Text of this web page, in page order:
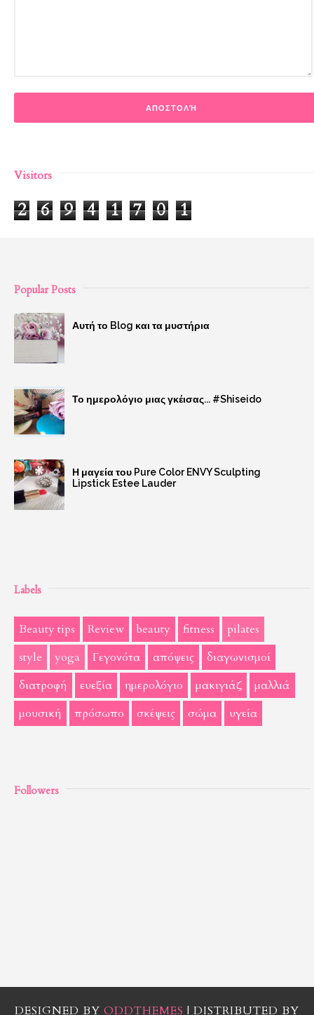
Visitors
2 6 9 4 1 7 0 1
Popular Posts
Αυτή το Blog και τα μυστήρια
Το ημερολόγιο μιας γκέισας... #Shiseido
Η μαγεία του Pure Color ENVY Sculpting
Lipstick Estee Lauder
Labels
Beauty tips Review beauty fitness
pilates
style
yoga Γεγονότα απόψεις
διαγωνισμοί
διατροφή
ευεξία ημερολόγιο μακιγιάζ
μαλλιά
μουσική
πρόσωπο σκέψεις σώμα υγεία
Followers
DESIGNED BY ODDTHEMES | DISTRIBUTED BY